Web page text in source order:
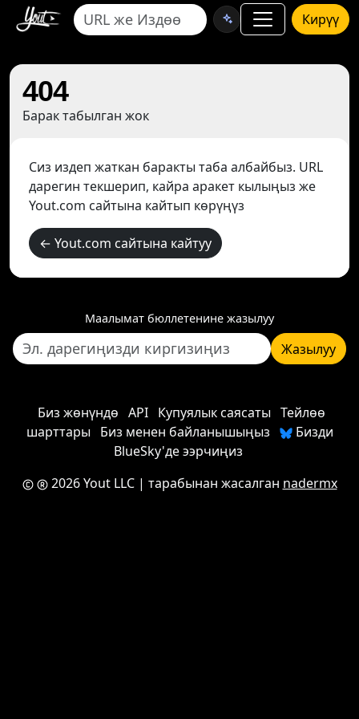
Кирүү
404
Барак табылган жок
Сиз издеп жаткан баракты таба албайбыз. URL
дарегин текшерип, кайра аракет кылыңыз же
Yout.com сайтына кайтып көрүңүз
← Yout.com сайтына кайтуу
Маалымат бюллетенине жазылуу
Жазылуу
Биз жөнүндө API Купуялык саясаты Тейлөө
шарттары
Биз менен байланышыңыз
Бизди
BlueSky'де ээрчиңиз
2026 Yout LLC| тарабынан жасалган nadermx